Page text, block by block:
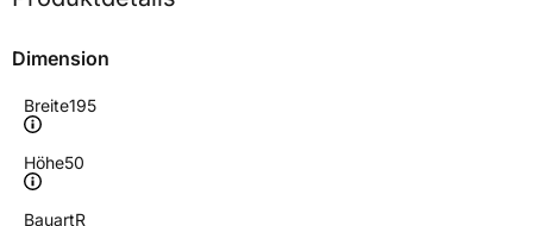
Dimension
Breite195
Höhe50
BauartR